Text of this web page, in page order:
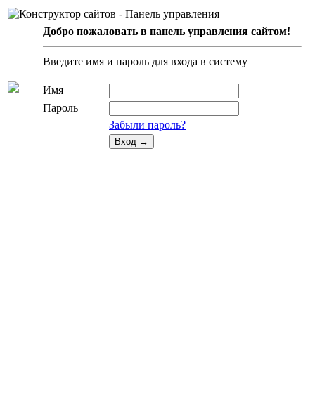
Добро пожаловать в панель управления сайтом!
Введите имя и пароль для входа в систему
Имя
Пароль
Забыли пароль?